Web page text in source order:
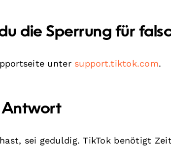
die Sperrung für
unter support.tiktok.com.
Antwort
sei geduldig. TikTok benötigt